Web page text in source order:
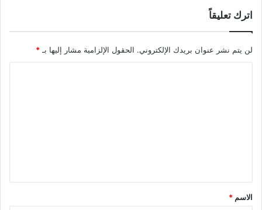
اترك تعليقاً
لن يتم نشر عنوان بريدك الإلكتروني. الحقول الإلزامية مشار إليها بـ *
*
الاسم *